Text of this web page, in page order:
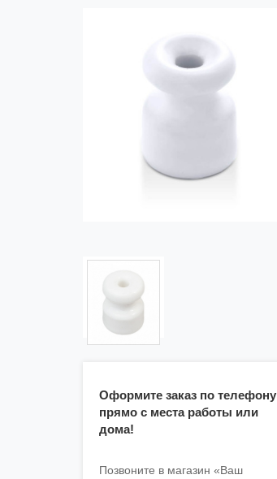
Оформите заказ по телефону
прямо с места работы или
дома!
Позвоните в магазин «Ваш